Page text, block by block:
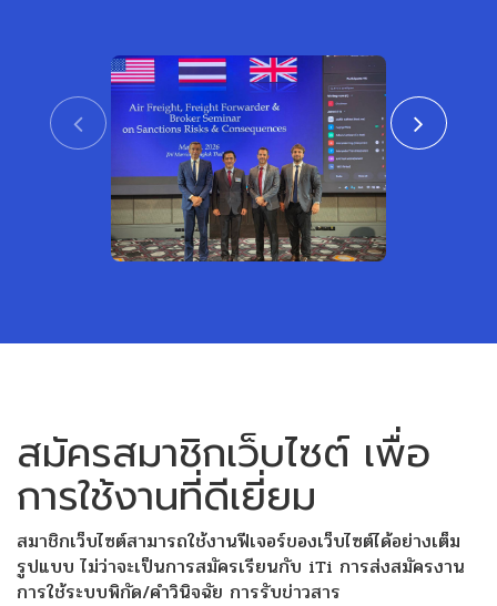
สมัครสมาชิกเว็บไซต์ เพื่อ
การใช้งานที่ดีเยี่ยม
สมาชิกเว็บไซต์สามารถใช้งานฟีเจอร์ของเว็บไซต์ได้อย่างเต็ม
รูปแบบ ไม่ว่าจะเป็นการสมัครเรียนกับ iTi การส่งสมัครงาน
การใช้ระบบพิกัด/คำวินิจฉัย การรับข่าวสาร